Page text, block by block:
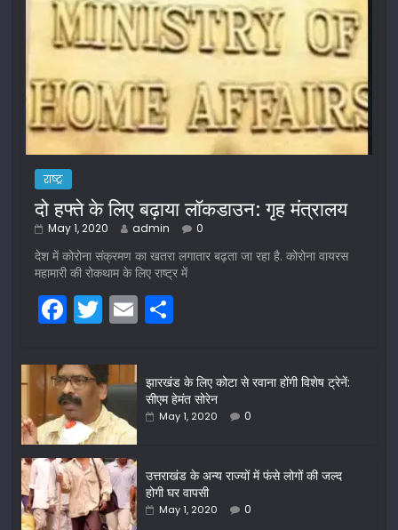
राष्ट्र
दो हफ्ते के लिए बढ़ाया लॉकडाउन: गृह मंत्रालय
May 1, 2020 admin 0
देश में कोरोना संक्रमण का खतरा लगातार बढ़ता जा रहा है. कोरोना वायरस
महामारी की रोकथाम के लिए राष्ट्र में
F
a
c
e
b
o
o
k
T
w
itt
er
E
m
ar
e
झारखंड के लिए कोटा से रवाना होंगी विशेष ट्रेनें:
सीएम हेमंत सोरेन
May 1, 2020 0
उत्तराखंड के अन्य राज्यों में फंसे लोगों की जल्द
होगी घर वापसी
May 1, 2020 0